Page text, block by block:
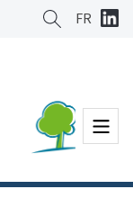
FR
Menu